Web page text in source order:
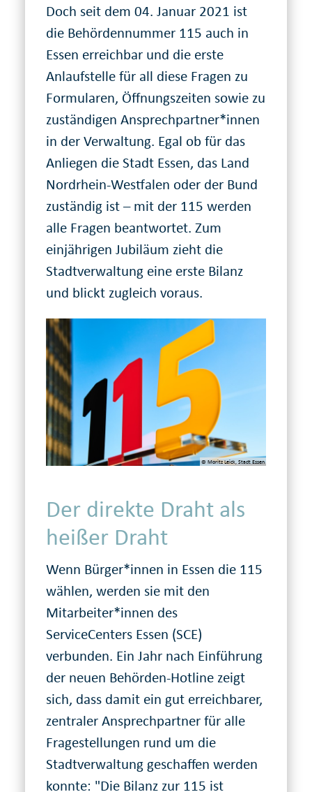
Doch seit dem 04. Januar 2021 ist
die Behördennummer 115 auch in
Essen erreichbar und die erste
Anlaufstelle für all diese Fragen zu
Formularen, Öffnungszeiten sowie zu
zuständigen Ansprechpartner*innen
in der Verwaltung. Egal ob für das
Anliegen die Stadt Essen, das Land
Nordrhein-Westfalen oder der Bund
zuständig ist – mit der 115 werden
alle Fragen beantwortet. Zum
einjährigen Jubiläum zieht die
Stadtverwaltung eine erste Bilanz
und blickt zugleich voraus.
© Moritz Leick, Stadt Essen
Der direkte Draht als
heißer Draht
Wenn Bürger*innen in Essen die 115
wählen, werden sie mit den
Mitarbeiter*innen des
ServiceCenters Essen (SCE)
verbunden. Ein Jahr nach Einführung
der neuen Behörden-Hotline zeigt
sich, dass damit ein gut erreichbarer,
zentraler Ansprechpartner für alle
Fragestellungen rund um die
Stadtverwaltung geschaffen werden
konnte: "Die Bilanz zur 115 ist